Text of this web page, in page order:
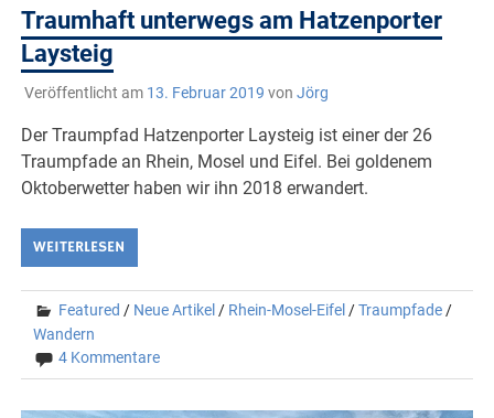
Traumhaft unterwegs am Hatzenporter
Laysteig
Veröffentlicht am 13. Februar 2019 von Jörg
Der Traumpfad Hatzenporter Laysteig ist einer der 26
Traumpfade an Rhein, Mosel und Eifel. Bei goldenem
Oktoberwetter haben wir ihn 2018 erwandert.
WEITERLESEN
Featured / Neue Artikel / Rhein-Mosel-Eifel /Traumpfade /
Wandern
4 Kommentare